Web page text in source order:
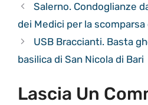
Salerno. Condoglianze
dei Medici per la scomparsa
USB Braccianti. Basta
basilica di San Nicola di Bari
Lascia Un